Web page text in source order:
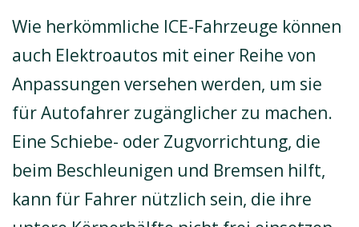
Wie herkömmliche ICE-Fahrzeuge können
auch Elektroautos mit einer Reihe von
Anpassungen versehen werden, um sie
für Autofahrer zugänglicher zu machen.
Eine Schiebe- oder Zugvorrichtung, die
beim Beschleunigen und Bremsen hilft,
kann für Fahrer nützlich sein, die ihre